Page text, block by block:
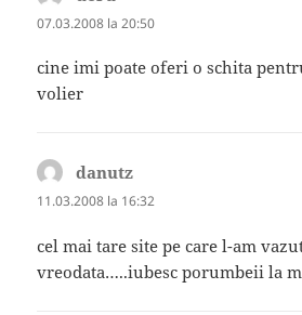
07.03.2008 la 20:50
cine imi poate oferi o schita
volier
danutz
11.03.2008 la 16:32
cel mai tare site pe care l-am
vreodata…..iubesc porumbeii la